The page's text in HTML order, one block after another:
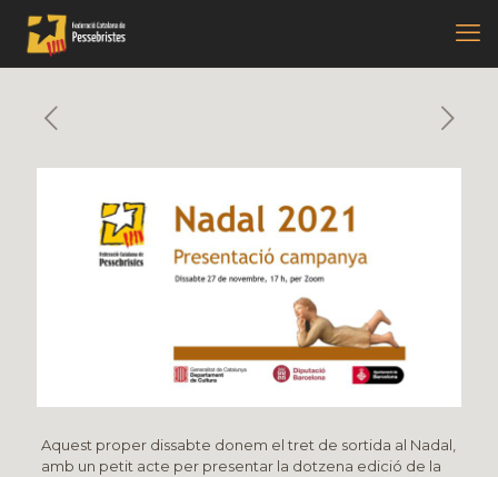
Aquest proper dissabte donem el tret de sortida al Nadal,
amb un petit acte per presentar la dotzena edició de la